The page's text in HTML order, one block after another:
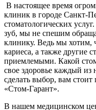
В настоящее время
клиник в городе Санкт-
стоматологических
зуб, мы не спешим
клинику. Ведь мы хотим,
кариеса, а также другие
приемлемыми. Какой
свое здоровье каждый из
сделать выбор, вам
«Стом-Гарант».
В нашем медицинском